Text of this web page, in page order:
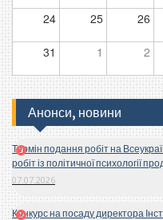
24 25 26
31 1 2
Анонси, новини
Термін подання робіт на
робіт із політичної психології
07.07.2026
Конкурс на посаду директора